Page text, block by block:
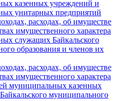
казенных учреждений и
унитарных предприятий
расходах, об имуществе
имущественного характера
служащих Байкальского
образования и членов их
расходах, об имуществе
имущественного характера
муниципальных казенных
муниципального